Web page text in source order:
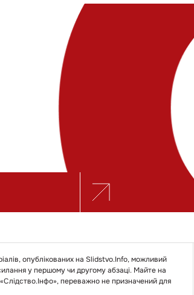
опублікованих на Slidstvo.Info, можливий
у першому чи другому абзаці. Майте на
переважно не призначений для